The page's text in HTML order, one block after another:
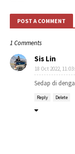
POST A COMMENT
1 Comments
Sis Lin
18 Oct 2022,
Sedap di
Reply Delete